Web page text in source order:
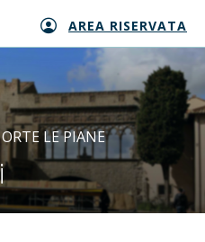
AREA RISERVATA
LE PIANE